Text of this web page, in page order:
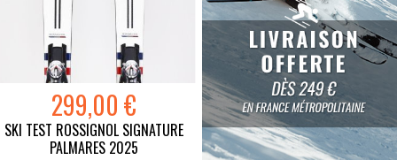
299,00 €
SKI TEST ROSSIGNOL SIGNATURE
PALMARES 2025